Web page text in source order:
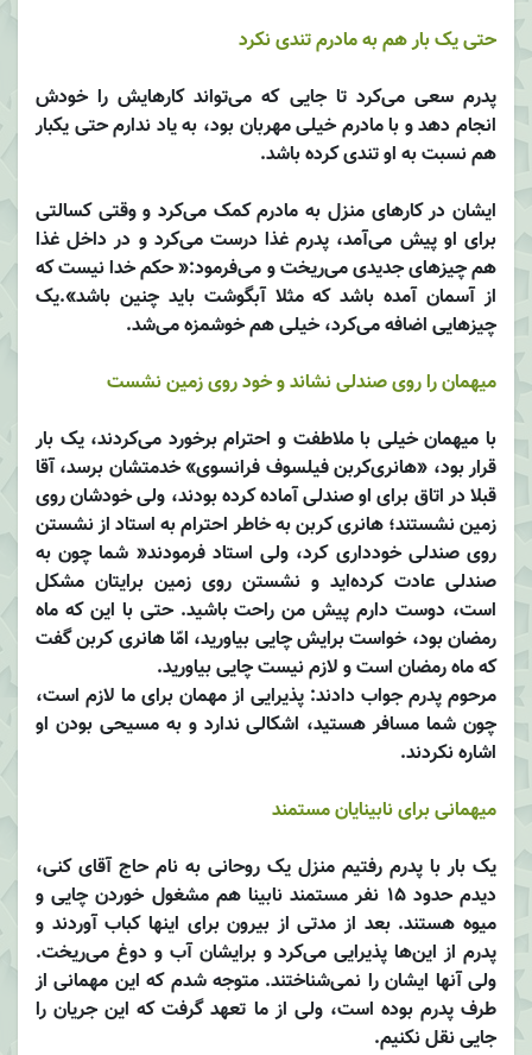
حتی یک بار هم به مادرم تندی نکرد
پدرم سعی می‌کرد تا جایی که می‌تواند کارهایش را خودش
انجام دهد و با مادرم خیلی مهربان بود، به یاد ندارم حتی یکبار
هم نسبت به او تندی کرده باشد.
ایشان در کارهای منزل به مادرم کمک می‌کرد و وقتی کسالتی
برای او پیش می‌آمد، پدرم غذا درست می‌کرد و در داخل غذا
هم چیزهای جدیدی می‌ریخت و می‌فرمود:« حکم خدا نیست که
از آسمان آمده باشد که مثلا آبگوشت باید چنین باشد».یک
چیزهایی اضافه می‌کرد، خیلی هم خوشمزه می‌شد.
میهمان را روی صندلی ‌نشاند و خود روی زمین ‌نشست
با میهمان خیلی با ملاطفت و احترام برخورد می‌کردند، یک بار
قرار بود، «هانری‌کربن فیلسوف فرانسوی» خدمتشان برسد، آقا
قبلا در اتاق برای او صندلی آماده کرده‌ بودند، ولی خودشان روی
زمین ‌نشستند؛ هانری کربن به خاطر احترام به استاد از نشستن
روی صندلی خودداری ‌کرد، ولی استاد فرمودند« شما چون به
صندلی عادت کرده‌اید و نشستن روی زمین برایتان مشکل
است، دوست دارم پیش من راحت باشید. حتی با این که ماه
رمضان بود، خواست برایش چایی بیاورید، امّا هانری کربن گفت
که ماه رمضان است و لازم نیست چایی بیاورید.
مرحوم پدرم جواب دادند: پذیرایی از مهمان برای ما لازم است،
چون شما مسافر هستید، اشکالی ندارد و به مسیحی بودن او
اشاره نکردند.
میهمانی برای نابینایان مستمند
یک بار با پدرم رفتیم منزل یک روحانی به نام حاج آقای کنی،
دیدم حدود 15 نفر مستمند نابینا هم مشغول خوردن چایی و
میوه هستند. بعد از مدتی از بیرون برای اینها کباب آوردند و
پدرم از این‌ها پذیرایی می‌کرد و برایشان آب و دوغ می‌ریخت.
ولی آنها ایشان را نمی‌شناختند. متوجه شدم که این مهمانی از
طرف پدرم بوده است، ولی از ما تعهد گرفت که این جریان را
جایی نقل نکنیم.